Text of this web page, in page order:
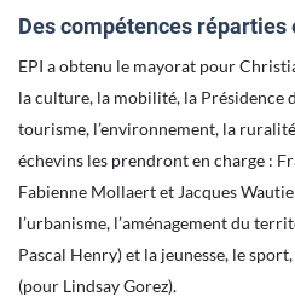
Des compétences
EPI a obtenu le mayorat pour
la culture, la mobilité, la Présidence
tourisme, l’environnement, la
échevins les prendront en charge :
Fabienne Mollaert et Jacques
l’urbanisme, l’aménagement du
Pascal Henry) et la jeunesse, le
(pour Lindsay Gorez).